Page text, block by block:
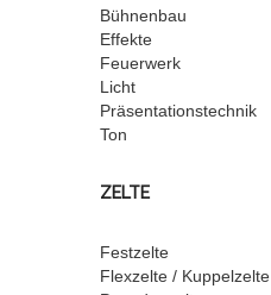
Bühnenbau
Effekte
Feuerwerk
Licht
Präsentationstechnik
Ton
ZELTE
Festzelte
Flexzelte / Kuppelzelte